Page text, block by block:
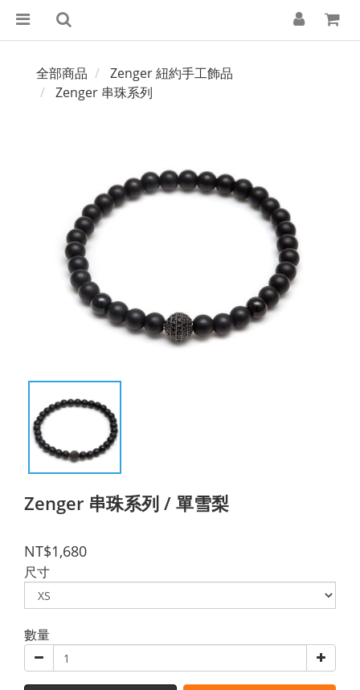
全部商品
Zenger 紐約手工飾品
Zenger 串珠系列
Zenger 串珠系列 / 單雪梨
NT$1,680
尺寸
數量